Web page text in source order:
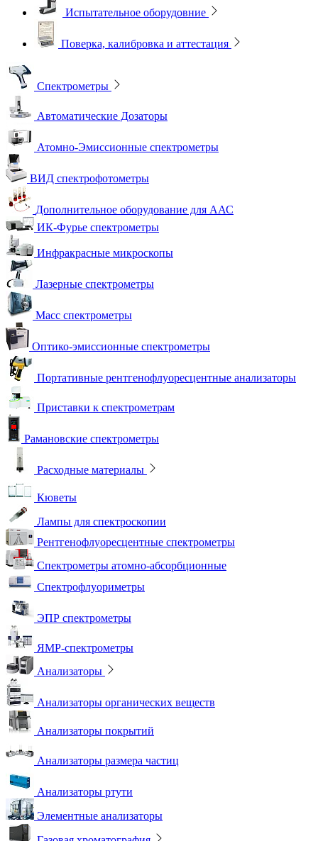
Испытательное оборудовние
Поверка, калибровка и аттестация
Спектрометры
Автоматические Дозаторы
Атомно-Эмиссионные спектрометры
ВИД спектрофотометры
Дополнительное оборудование для ААС
ИК-Фурье спектрометры
Инфракрасные микроскопы
Лазерные спектрометры
Масс спектрометры
Оптико-эмиссионные спектрометры
Портативные рентгенофлуоресцентные анализаторы
Приставки к спектрометрам
Рамановские спектрометры
Расходные материалы
Кюветы
Лампы для спектроскопии
Рентгенофлуоресцентные спектрометры
Спектрометры атомно-абсорбционные
Спектрофлуориметры
ЭПР спектрометры
ЯМР-спектрометры
Анализаторы
Анализаторы органических веществ
Анализаторы покрытий
Анализаторы размера частиц
Анализаторы ртути
Элементные анализаторы